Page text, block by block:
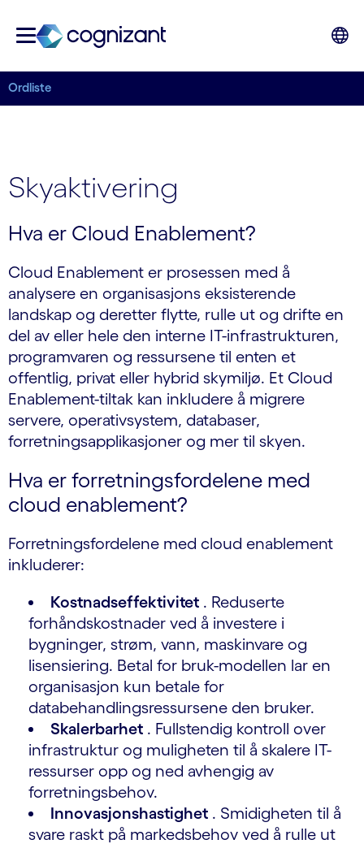
Ordliste
Skyaktivering
Hva er Cloud Enablement?
Cloud Enablement er prosessen med å
analysere en organisasjons eksisterende
landskap og deretter flytte, rulle ut og drifte en
del av eller hele den interne IT-infrastrukturen,
programvaren og ressursene til enten et
offentlig, privat eller hybrid skymiljø. Et Cloud
Enablement-tiltak kan inkludere å migrere
servere, operativsystem, databaser,
forretningsapplikasjoner og mer til skyen.
Hva er forretningsfordelene med
cloud enablement?
Forretningsfordelene med cloud enablement
inkluderer:
Kostnadseffektivitet . Reduserte
forhåndskostnader ved å investere i
bygninger, strøm, vann, maskinvare og
lisensiering. Betal for bruk-modellen lar en
organisasjon kun betale for
databehandlingsressursene den bruker.
Skalerbarhet . Fullstendig kontroll over
infrastruktur og muligheten til å skalere IT-
ressurser opp og ned avhengig av
forretningsbehov.
Innovasjonshastighet . Smidigheten til å
svare raskt på markedsbehov ved å rulle ut